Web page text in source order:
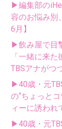
▶編集部の
容のお悩み別
6月】
▶飲み屋で目
「一緒に来
TBSアナがつ
▶40歳・元
の“ちょっと
ィーに誘われ
▶40歳・元